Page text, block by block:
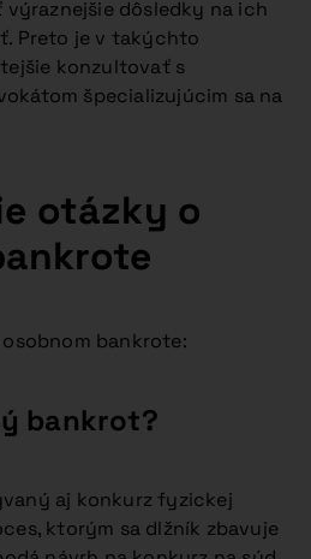
výraznejšie dôsledky na ich
Preto je v takýchto
konzultovať s
špecializujúcim sa na
otázky o
bankrote:
bankrot?
aj konkurz fyzickej
ktorým sa dlžník zbavuje